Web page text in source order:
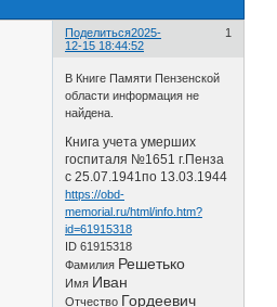
Поделиться 1
2025-
12-15 18:44:52
В Книге Памяти Пензенской
области информация не
найдена.
Книга учета умерших
госпиталя №1651 г.Пенза
с 25.07.1941по 13.03.1944
https://obd-
memorial.ru/html/info.htm?
id=61915318
ID 61915318
Фамилия Решетько
Имя Иван
Отчество Гордеевич